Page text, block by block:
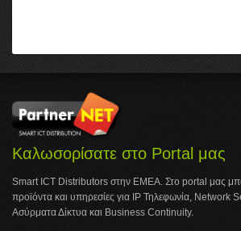
Καλωσορίσατε στο Portal μας
Smart ICT Distributors στην ΕΜΕΑ. Στο portal μας
προϊόντα και υπηρεσίες για IP Τηλεφωνία, Network
Ασύρματα Δίκτυα και Business Continuity.